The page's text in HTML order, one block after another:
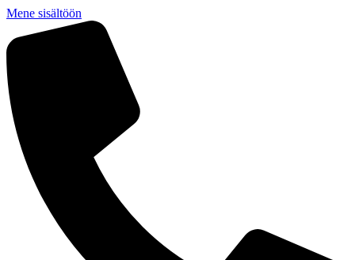
Mene sisältöön